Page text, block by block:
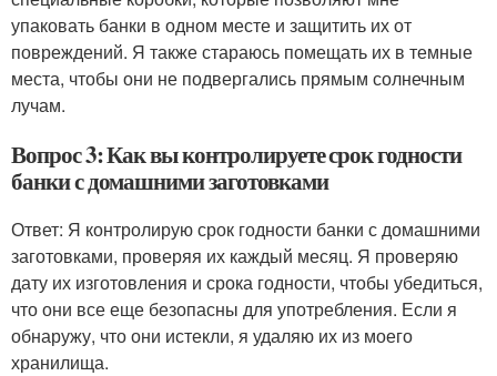
упаковать банки в одном месте и защитить их от
повреждений. Я также стараюсь помещать их в темные
места, чтобы они не подвергались прямым солнечным
лучам.
Вопрос 3: Как вы контролируете срок годности
банки с домашними заготовками
Ответ: Я контролирую срок годности банки с домашними
заготовками, проверяя их каждый месяц. Я проверяю
дату их изготовления и срока годности, чтобы убедиться,
что они все еще безопасны для употребления. Если я
обнаружу, что они истекли, я удаляю их из моего
хранилища.